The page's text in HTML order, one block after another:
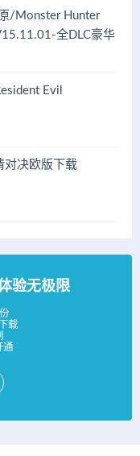
/Monster Hunter
全DLC豪华
Evil
对决欧版下载
验无极限
载
通